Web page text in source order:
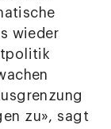
wieder
zu», sagt